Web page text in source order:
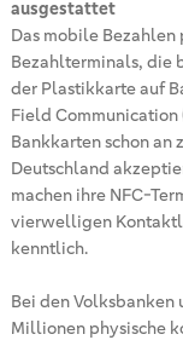
ausgestattet
Das mobile
Bezahlterminals, die
der Plastikkarte auf
Field
Bankkarten schon an
Deutschland
machen ihre NFC-
vierwelligen
kenntlich.
Bei den Volksbanken
Millionen physische